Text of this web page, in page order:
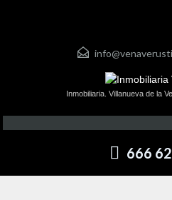
Inmobiliaria. Villanueva de la
666